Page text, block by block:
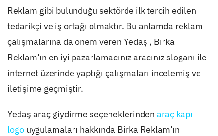
Reklam gibi bulunduğu sektörde ilk tercih edilen
tedarikçi ve iş ortağı olmaktır. Bu anlamda reklam
çalışmalarına da önem veren Yedaş , Birka
Reklam’ın en iyi pazarlamacınız aracınız sloganı ile
internet üzerinde yaptığı çalışmaları incelemiş ve
iletişime geçmiştir.
Yedaş araç giydirme seçeneklerinden araç kapı
logouygulamaları hakkında Birka Reklam’ın